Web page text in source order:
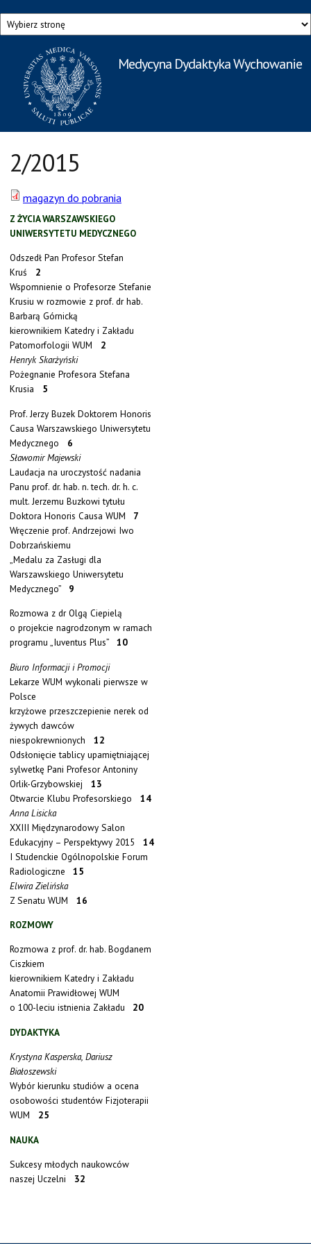
Przejdź do treści
Medycyna Dydaktyka Wychowanie
Rzecznik Prasowy
Warszawskiego Uniwersytetu Medycznego
2/2015
magazyn do pobrania
Z ŻYCIA WARSZAWSKIEGO
UNIWERSYTETU MEDYCZNEGO
Odszedł Pan Profesor Stefan
Kruś 2
Wspomnienie o Profesorze Stefanie
Krusiu w rozmowie z prof. dr hab.
Barbarą Górnicką
kierownikiem Katedry i Zakładu
Patomorfologii WUM 2
Henryk Skarżyński
Pożegnanie Profesora Stefana
Krusia 5
Prof. Jerzy Buzek Doktorem Honoris
Causa Warszawskiego Uniwersytetu
Medycznego 6
Sławomir Majewski
Laudacja na uroczystość nadania
Panu prof. dr. hab. n. tech. dr. h. c.
mult. Jerzemu Buzkowi tytułu
Doktora Honoris Causa WUM
7
Wręczenie prof. Andrzejowi Iwo
Dobrzańskiemu
„Medalu za Zasługi dla
Warszawskiego Uniwersytetu
Medycznego”
9
Rozmowa z dr Olgą Ciepielą
o projekcie nagrodzonym w ramach
programu „Iuventus Plus”
10
Biuro Informacji i Promocji
Lekarze WUM wykonali pierwsze w
Polsce
krzyżowe przeszczepienie nerek od
żywych dawców
niespokrewnionych 12
Odsłonięcie tablicy upamiętniającej
sylwetkę Pani Profesor Antoniny
Orlik-Grzybowskiej 13
Otwarcie Klubu Profesorskiego 14
Anna Lisicka
XXIII Międzynarodowy Salon
Edukacyjny – Perspektywy 2015 14
I Studenckie Ogólnopolskie Forum
Radiologiczne
15
Elwira Zielińska
Z Senatu WUM 16
ROZMOWY
Rozmowa z prof. dr. hab. Bogdanem
Ciszkiem
kierownikiem Katedry i Zakładu
Anatomii Prawidłowej WUM
o 100-leciu istnienia Zakładu
20
DYDAKTYKA
Krystyna Kasperska, Dariusz
Białoszewski
Wybór kierunku studiów a ocena
osobowości studentów Fizjoterapii
WUM 25
NAUKA
Sukcesy młodych naukowców
naszej Uczelni 32